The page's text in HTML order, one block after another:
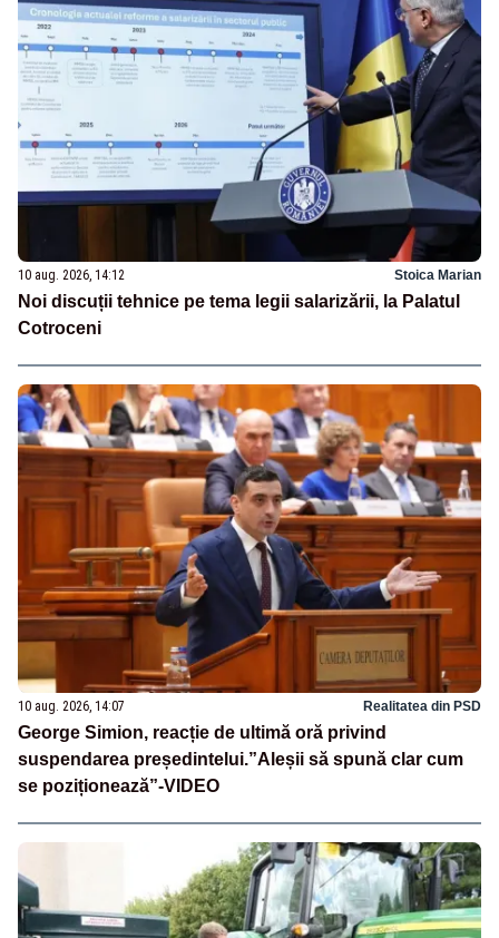
10 aug. 2026, 14:12 Stoica Marian
Noi discuții tehnice pe tema legii salarizării, la Palatul
Cotroceni
10 aug. 2026, 14:07 Realitatea din PSD
George Simion, reacție de ultimă oră privind
suspendarea președintelui.”Aleșii să spună clar cum
se poziționează”-VIDEO